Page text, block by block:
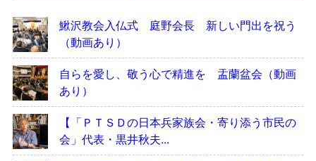
鰍沢教会入仏式 庭野会長 新しい門出を祝う
（動画あり）
自らを愛し、敬う心で精進を 盂蘭盆会（動画
あり）
【「ＰＴＳＤの日本兵家族会・寄り添う市民の
会」代表・黒井秋夫...